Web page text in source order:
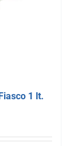
1 lt.